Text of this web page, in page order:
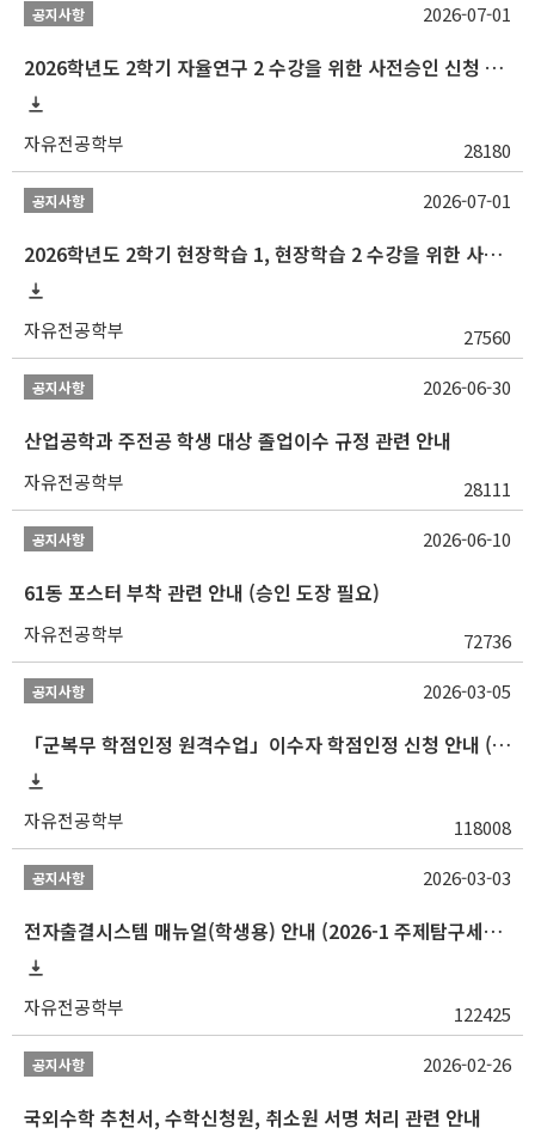
공지사항
2026학년도 2학기 자율연구 2 수강을 위한 사전승인 신청 안내
자유전공학부 28180
2026-07-01
공지사항
2026학년도 2학기 현장학습 1, 현장학습 2 수강을 위한 사전승인 신청 안내
자유전공학부 27560
2026-07-01
공지사항
산업공학과 주전공 학생 대상 졸업이수 규정 관련 안내
자유전공학부 28111
2026-06-30
공지사항
61동 포스터 부착 관련 안내 (승인 도장 필요)
자유전공학부 72736
2026-06-10
공지사항
「군복무 학점인정 원격수업」이수자 학점인정 신청 안내 (2025-2 이전 군복무 원격수업 수강자 필독)
자유전공학부 118008
2026-03-05
공지사항
전자출결시스템 매뉴얼(학생용) 안내 (2026-1 주제탐구세미나 1 (001 분반) 등)
자유전공학부 122425
2026-03-03
공지사항
국외수학 추천서, 수학신청원, 취소원 서명 처리 관련 안내
2026-02-26